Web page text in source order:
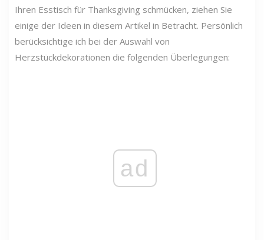
Ihren Esstisch für Thanksgiving schmücken, ziehen Sie
einige der Ideen in diesem Artikel in Betracht. Persönlich
berücksichtige ich bei der Auswahl von
Herzstückdekorationen die folgenden Überlegungen:
ad